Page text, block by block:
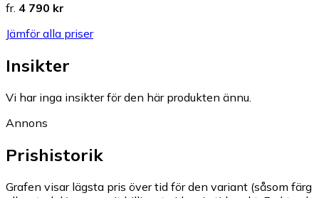
fr. 4 790 kr
Jämför alla priser
Insikter
Vi har inga insikter för den här produkten ännu.
Annons
Prishistorik
Grafen visar lägsta pris över tid för den variant (såsom färg